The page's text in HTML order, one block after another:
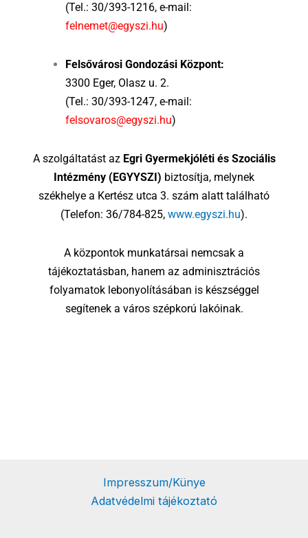
(Tel.: 30/393-1216, e-mail:
felnemet@egyszi.hu)
Felsővárosi Gondozási Központ:
3300 Eger, Olasz u. 2.
(Tel.: 30/393-1247, e-mail:
felsovaros@egyszi.hu)
A szolgáltatást az Egri Gyermekjóléti és Szociális
Intézmény (EGYYSZI) biztosítja, melynek
székhelye a Kertész utca 3. szám alatt található
(Telefon: 36/784-825, www.egyszi.hu).
A központok munkatársai nemcsak a
tájékoztatásban, hanem az adminisztrációs
folyamatok lebonyolításában is készséggel
segítenek a város szépkorú lakóinak.
Impresszum/Künye
Adatvédelmi tájékoztató